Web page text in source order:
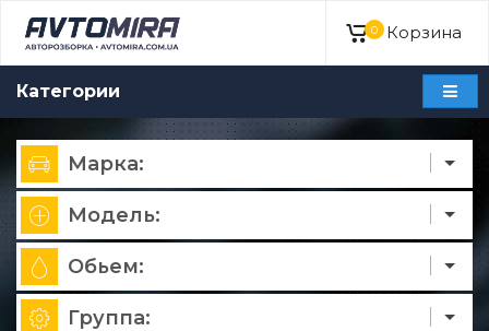
0 Корзина
Категории
Марка:
Модель:
Обьем:
Группа: